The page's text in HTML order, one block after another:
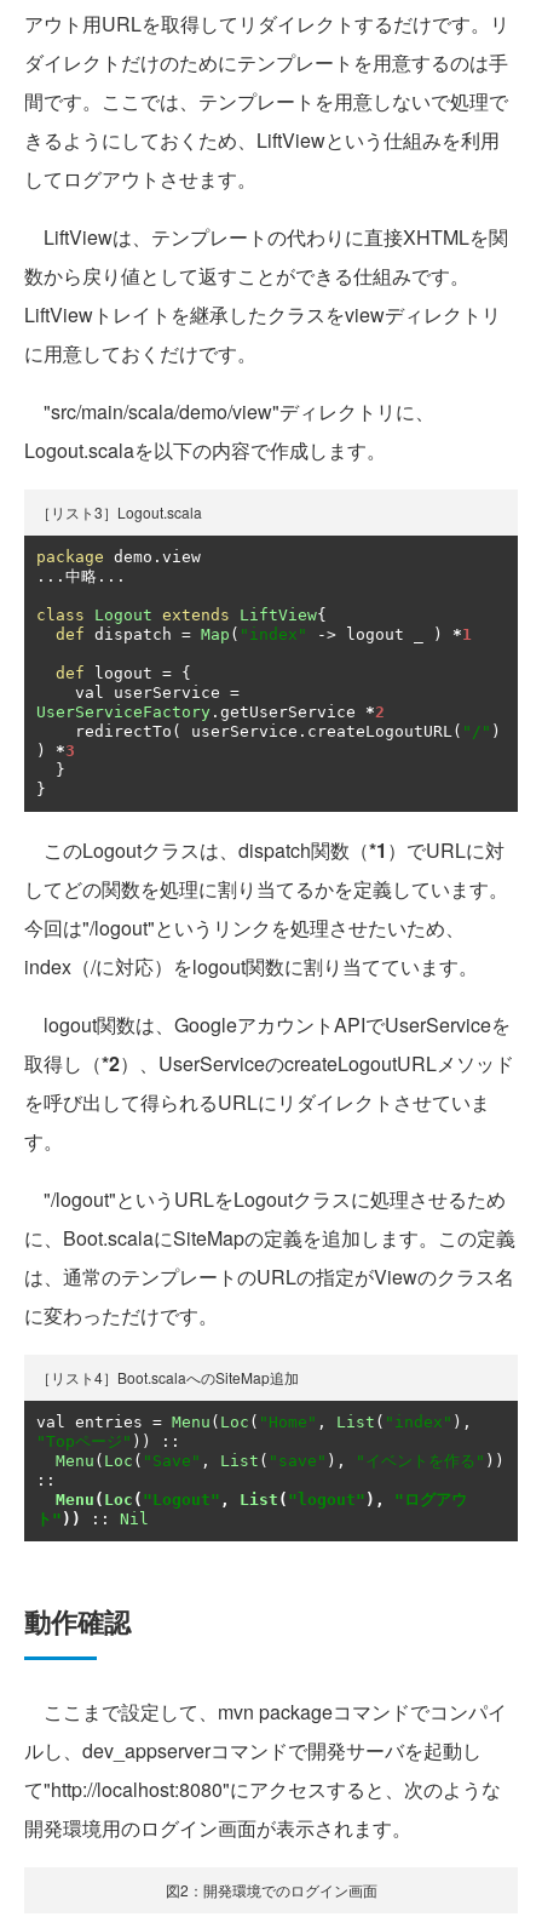
アウト用URLを取得してリダイレクトするだけです。リ
ダイレクトだけのためにテンプレートを用意するのは手
間です。ここでは、テンプレートを用意しないで処理で
きるようにしておくため、LiftViewという仕組みを利用
してログアウトさせます。
LiftViewは、テンプレートの代わりに直接XHTMLを関
数から戻り値として返すことができる仕組みです。
LiftViewトレイトを継承したクラスをviewディレクトリ
に用意しておくだけです。
"src/main/scala/demo/view"ディレクトリに、
Logout.scalaを以下の内容で作成します。
［リスト3］Logout.scala
package demo .
...中略...
class Logout extends LiftView{
def dispatch = Map ( "index" -> logout _ ) *1
def logout = {
    val userService
=
UserServiceFactory . getUserService *2
    redirectTo
( userService . createLogoutURL( "/" )
)
*3
}
}
このLogoutクラスは、dispatch関数（*1 ）でURLに対
してどの関数を処理に割り当てるかを定義しています。
今回は"/logout"というリンクを処理させたいため、
index（/に対応）をlogout関数に割り当てています。
logout関数は、GoogleアカウントAPIでUserServiceを
取得し（*2）、UserServiceのcreateLogoutURLメソッド
を呼び出して得られるURLにリダイレクトさせていま
す。
"/logout"というURLをLogoutクラスに処理させるため
に、Boot.scalaにSiteMapの定義を追加します。この定義
は、通常のテンプレートのURLの指定がViewのクラス名
に変わっただけです。
［リスト4］Boot.scalaへのSiteMap追加
val entries = Menu ( Loc ( "Home" , List ( "index" ),
"Topページ" ))
::
Menu ( Loc ( "Save" , List ( "save" ), "イベントを作る" ))
::
Menu ( Loc ( "Logout" , List ( "logout" ),
"ログアウ
ト" )) :: Nil
動作確認
ここまで設定して、mvn packageコマンドでコンパイ
ルし、dev_appserverコマンドで開発サーバを起動し
て"http://localhost:8080"にアクセスすると、次のような
開発環境用のログイン画面が表示されます。
図2：開発環境でのログイン画面